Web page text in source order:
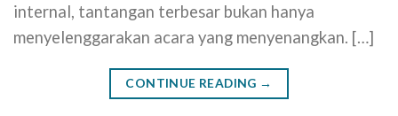
internal, tantangan terbesar bukan hanya
menyelenggarakan acara yang menyenangkan. […]
CONTINUE READING →